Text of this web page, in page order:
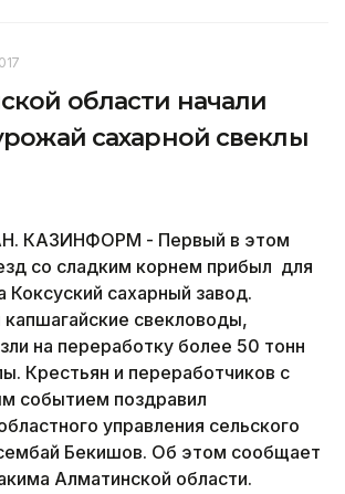
области начали
сахарной свеклы
КАЗИНФОРМ - Первый в этом
со сладким корнем прибыл для
Коксуский сахарный завод.
свекловоды,
на переработку более 50 тонн
Крестьян и переработчиков с
событием поздравил
управления сельского
Бекишов. Об этом сообщает
Алматинской области.